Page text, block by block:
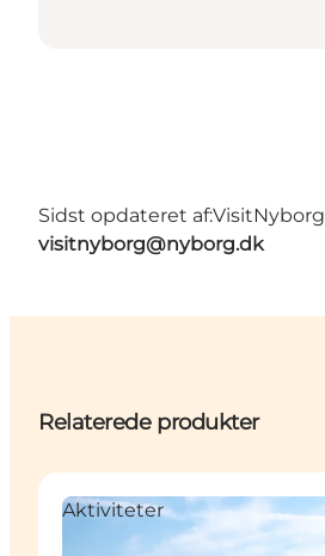
Sidst opdateret af:VisitNyborg
visitnyborg@nyborg.dk
Relaterede produkter
Aktiviteter